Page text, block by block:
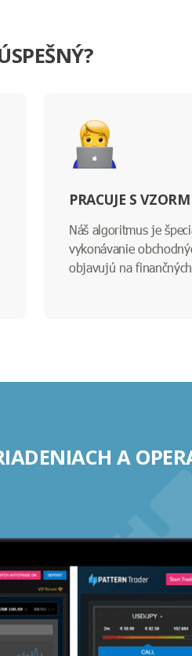
PRACUJE S
Náš algoritmus je
vykonávanie
objavujú na
A